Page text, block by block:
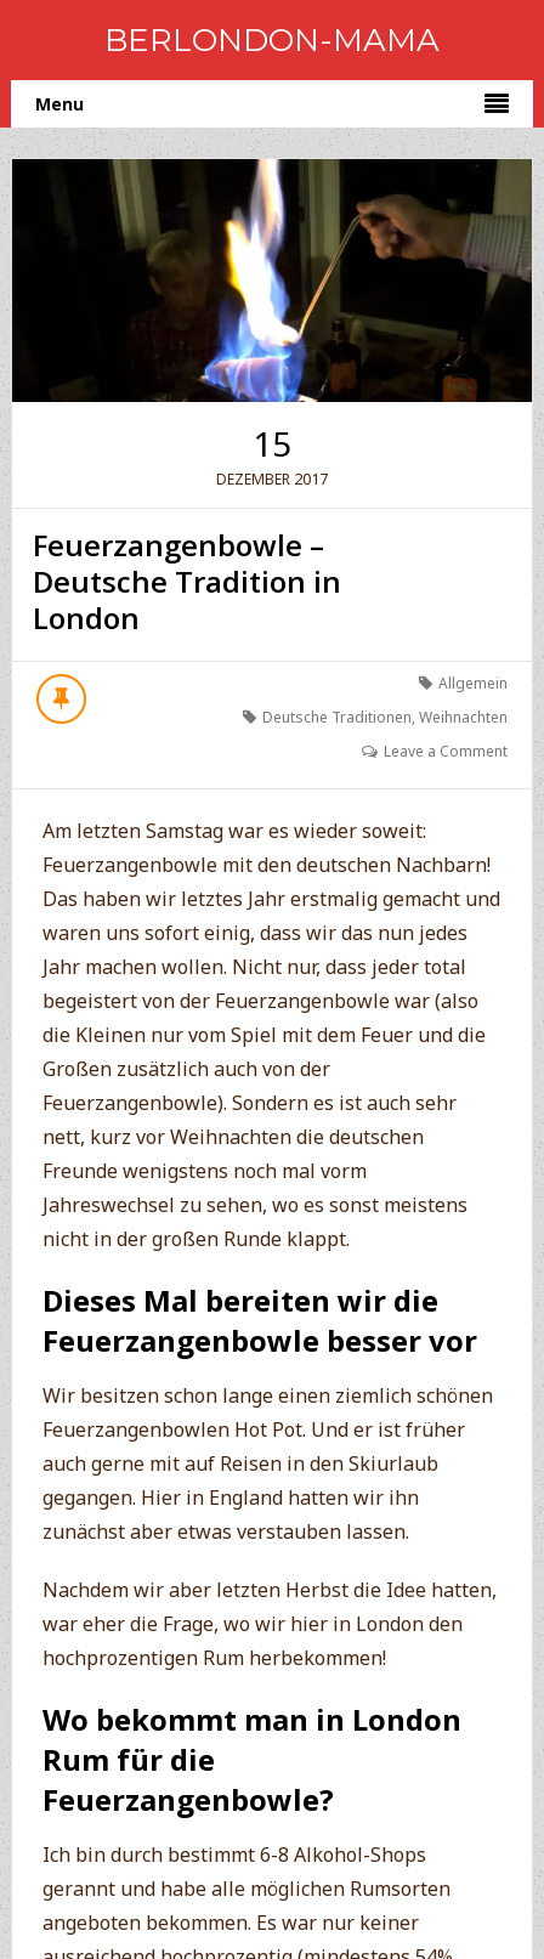
BERLONDON-MAMA
Menu
15
DEZEMBER 2017
Feuerzangenbowle –
Deutsche Tradition in
London
Allgemein
Deutsche Traditionen,Weihnachten
Leave a Comment
Am letzten Samstag war es wieder soweit:
Feuerzangenbowle mit den deutschen Nachbarn!
Das haben wir letztes Jahr erstmalig gemacht und
waren uns sofort einig, dass wir das nun jedes
Jahr machen wollen. Nicht nur, dass jeder total
begeistert von der Feuerzangenbowle war (also
die Kleinen nur vom Spiel mit dem Feuer und die
Großen zusätzlich auch von der
Feuerzangenbowle). Sondern es ist auch sehr
nett, kurz vor Weihnachten die deutschen
Freunde wenigstens noch mal vorm
Jahreswechsel zu sehen, wo es sonst meistens
nicht in der großen Runde klappt.
Dieses Mal bereiten wir die
Feuerzangenbowle besser vor
Wir besitzen schon lange einen ziemlich schönen
Feuerzangenbowlen Hot Pot. Und er ist früher
auch gerne mit auf Reisen in den Skiurlaub
gegangen. Hier in England hatten wir ihn
zunächst aber etwas verstauben lassen.
Nachdem wir aber letzten Herbst die Idee hatten,
war eher die Frage, wo wir hier in London den
hochprozentigen Rum herbekommen!
Wo bekommt man in London
Rum für die
Feuerzangenbowle?
Ich bin durch bestimmt 6-8 Alkohol-Shops
gerannt und habe alle möglichen Rumsorten
angeboten bekommen. Es war nur keiner